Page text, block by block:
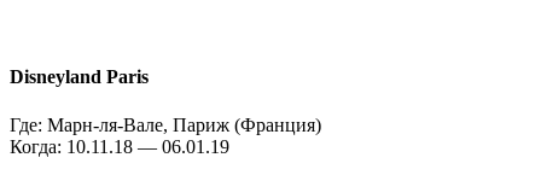
Disneyland Paris
Где: Марн-ля-Вале, Париж (Франция)
Когда: 10.11.18 — 06.01.19